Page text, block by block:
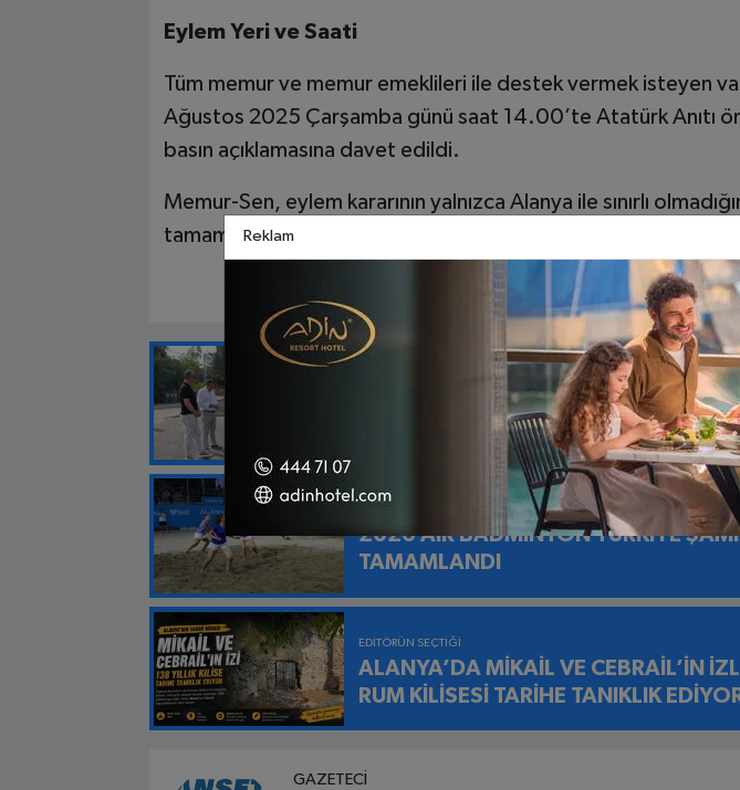
Eylem Yeri ve Saati
Tüm memur ve memur emeklileri ile destek vermek isteyen
Ağustos 2025 Çarşamba günü saat 14.00’te Atatürk Anıtı
basın açıklamasına davet edildi.
Memur-Sen, eylem kararının yalnızca Alanya ile sınırlı
tamamında aynı gün ve saatte gerçekleştirileceğini belirtti.
KESTEL'DE ASFALT 9 GÜN ÖNCEDEN
ANLAMLI TEŞEKKÜR İŞ MAKİNESİNİN
2026 AİR BADMİNTON TÜRKİYE
TAMAMLANDI
EDITÖRÜN SEÇTIĞI
ALANYA’DA MİKAİL VE CEBRAİL’İN
RUM KİLİSESİ TARİHE TANIKLIK
GAZETECI
Reklam